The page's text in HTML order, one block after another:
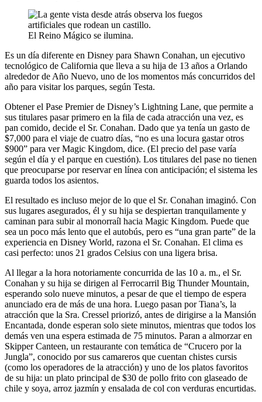
El Reino Mágico se ilumina.
Es un día diferente en Disney para Shawn Conahan, un ejecutivo
tecnológico de California que lleva a su hija de 13 años a Orlando
alrededor de Año Nuevo, uno de los momentos más concurridos del
año para visitar los parques, según Testa.
Obtener el Pase Premier de Disney’s Lightning Lane, que permite a
sus titulares pasar primero en la fila de cada atracción una vez, es
pan comido, decide el Sr. Conahan. Dado que ya tenía un gasto de
$7,000 para el viaje de cuatro días, “no es una locura gastar otros
$900” para ver Magic Kingdom, dice. (El precio del pase varía
según el día y el parque en cuestión). Los titulares del pase no tienen
que preocuparse por reservar en línea con anticipación; el sistema les
guarda todos los asientos.
El resultado es incluso mejor de lo que el Sr. Conahan imaginó. Con
sus lugares asegurados, él y su hija se despiertan tranquilamente y
caminan para subir al monorraíl hacia Magic Kingdom. Puede que
sea un poco más lento que el autobús, pero es “una gran parte” de la
experiencia en Disney World, razona el Sr. Conahan. El clima es
casi perfecto: unos 21 grados Celsius con una ligera brisa.
Al llegar a la hora notoriamente concurrida de las 10 a. m., el Sr.
Conahan y su hija se dirigen al Ferrocarril Big Thunder Mountain,
esperando solo nueve minutos, a pesar de que el tiempo de espera
anunciado era de más de una hora. Luego pasan por Tiana’s, la
atracción que la Sra. Cressel priorizó, antes de dirigirse a la Mansión
Encantada, donde esperan solo siete minutos, mientras que todos los
demás ven una espera estimada de 75 minutos. Paran a almorzar en
Skipper Canteen, un restaurante con temática de “Crucero por la
Jungla”, conocido por sus camareros que cuentan chistes cursis
(como los operadores de la atracción) y uno de los platos favoritos
de su hija: un plato principal de $30 de pollo frito con glaseado de
chile y soya, arroz jazmín y ensalada de col con verduras encurtidas.